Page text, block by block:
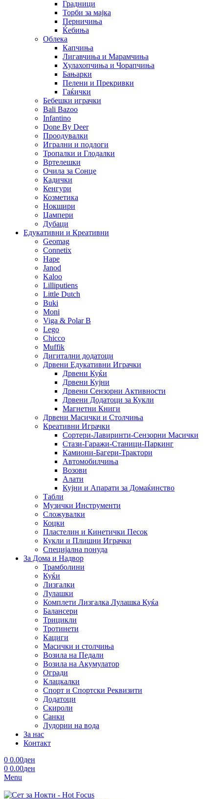
Градници
Торби за мајка
Перничиња
Ќебиња
Облека
Капчиња
Лигавчиња и Марамчиња
Хулахопчиња и Чорапчиња
Бањарки
Пелени и Прекривки
Гаќички
Бебешки играчки
Bali Bazoo
Infantino
Done By Deer
Проодувалки
Игрални и подлоги
Тропалки и Глодалки
Вртелешки
Очила за Сонце
Кадички
Кенгури
Козметика
Нокшири
Џампери
Дубаци
Едукативни и Креативни
Geomag
Connetix
Hape
Janod
Kaloo
Lilliputiens
Little Dutch
Buki
Moni
Viga & Polar B
Lego
Chicco
Muffik
Дигитални додатоци
Дрвени Едукативни Играчки
Дрвени Куќи
Дрвени Кујни
Дрвени Сензорни Активности
Дрвени Додатоци за Кукли
Магнетни Книги
Дрвени Масички и Столчиња
Креативни Играчки
Сортери-Лавиринти-Сензорни Масички
Стази-Гаражи-Станици-Паркинг
Камиони-Багери-Трактори
Автомобилчиња
Возови
Алати
Кујни и Апарати за Домаќинство
Табли
Музички Инструменти
Сложувалки
Коцки
Пластелин и Кинетички Песок
Кукли и Плишни Играчки
Специјална понуда
За Дома и Надвор
Трамболини
Куќи
Лизгалки
Лулашки
Комплети Лизгалка Лулашка Куќа
Балансери
Трицикли
Тротинети
Кациги
Mасички и столчиња
Возила на Педали
Возила на Акумулатор
Огради
Клацкалки
Спорт и Спортски Реквизити
Додатоци
Скироли
Санки
Лудории на вода
За нас
Контакт
0 0.00ден
0 0.00ден
Menu